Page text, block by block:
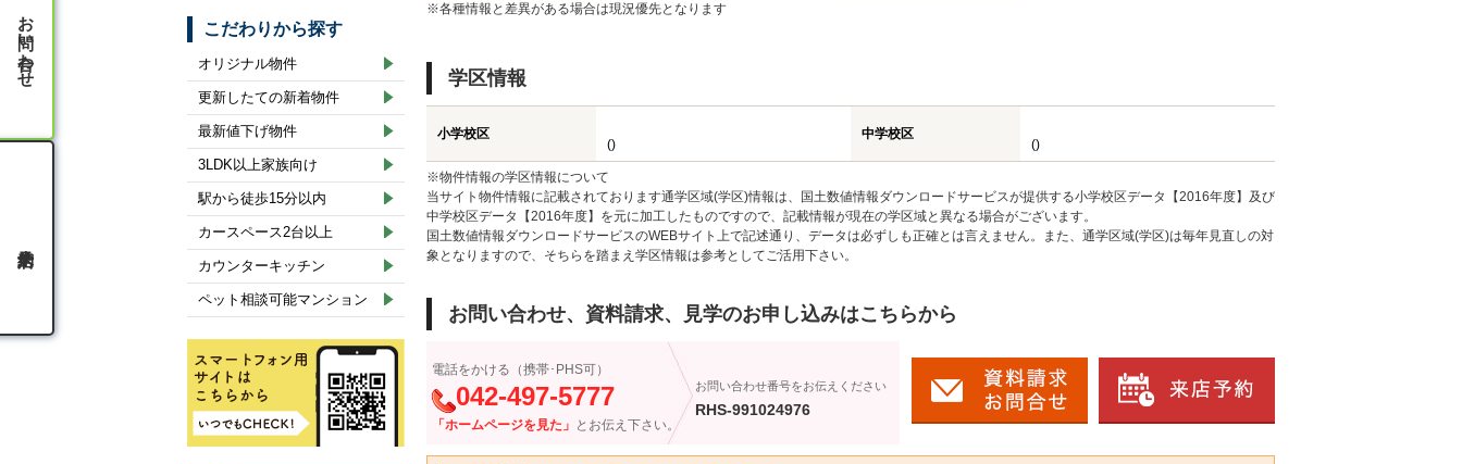
※各種情報と差異がある場合は現況優先となります
学区情報
小学校区
()
中学校区
()
※物件情報の学区情報について
当サイト物件情報に記載されております通学区域(学区)情報は、国土数値情報ダウンロードサービスが提供する小学校区データ【2016年度】及び
中学校区データ【2016年度】を元に加工したものですので、記載情報が現在の学区域と異なる場合がございます。
国土数値情報ダウンロードサービスのWEBサイト上で記述通り、データは必ずしも正確とは言えません。また、通学区域(学区)は毎年見直しの対
象となりますので、そちらを踏まえ学区情報は参考としてご活用下さい。
お問い合わせ、資料請求、見学のお申し込みはこちらから
電話をかける（携帯･PHS可）
042-497-5777
「ホームページを見た」 とお伝え下さい。
お問い合わせ番号をお伝えください
RHS-991024976
こだわりから探す
オリジナル物件
更新したての新着物件
最新値下げ物件
3LDK以上家族向け
駅から徒歩15分以内
カースペース2台以上
カウンターキッチン
ペット相談可能マンション
お問い合わせ